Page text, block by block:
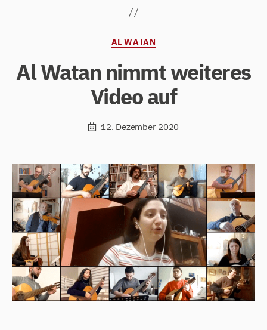
Kategorien
AL WATAN
Al Watan nimmt weiteres
Video auf
12. Dezember 2020